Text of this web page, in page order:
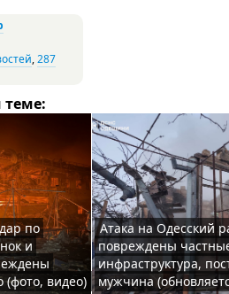
,287
теме:
по
и
видео)
Атака на Одесский
повреждены
инфраструктура,
мужчина